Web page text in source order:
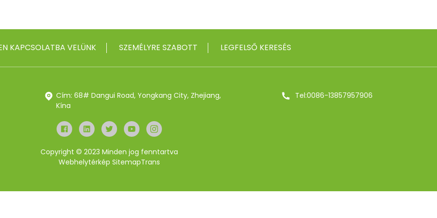
KAPCSOLATBA VELÜNK SZEMÉLYRE SZABOTT LEGFELSŐ KERESÉS
Cím: 68# Dangui Road, Yongkang City, Zhejiang,
Kína
Tel:0086-13857957906
Copyright © 2023 Minden jog fenntartva
Webhelytérkép SitemapTrans